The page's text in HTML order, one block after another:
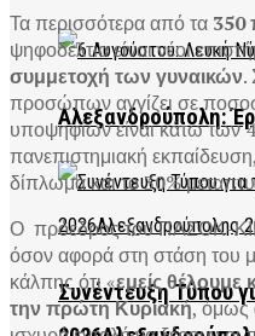
Αλεξανδρούπολη:
Συνέντευξη Τύπου
Τα περισσότερα από τα
ψηφοδέλτια είναι νέοι
συμμετοχή των γυναικών.
προσώπων αγγίζει σε
υποψηφίων είναι κάτω των
πανεπιστημιακή
δίπλωμα και το 30%
Ο πρόεδρος του ΠΑΣΟΚ-
όσον αφορά στη στάση του
κάλπης ότι «εμείς
την πρώτη Κυριακή, όμως